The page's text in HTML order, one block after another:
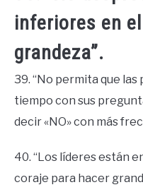
inferiores en
grandeza”.
39. “No permita que
tiempo con sus
decir «NO» con más
40. “Los líderes están
coraje para hacer